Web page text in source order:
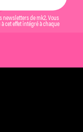
de mk2. Vous
cet effet intégré à chaque